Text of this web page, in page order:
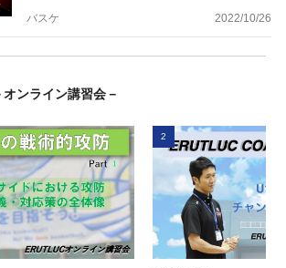
バスケ 2022/10/26
オンライン講習会－
2